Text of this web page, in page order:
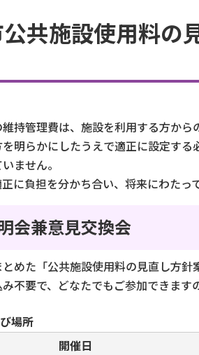
共施設使用料の
持管理費は、施設を利用する方か
明らかにしたうえで適正に設定す
ません。
に負担を分かち合い、将来にわたっ
会兼意見交換会
めた「公共施設使用料の見直し方針
不要で、どなたでもご参加できます
場所
開催日